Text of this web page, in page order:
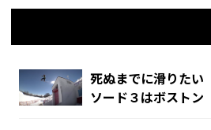
死ぬまでに滑りた
ソード３はボストン